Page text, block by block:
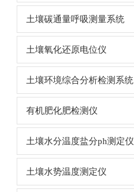
土壤碳通量呼吸测量系统
土壤氧化还原电位仪
土壤环境综合分析检测系统
有机肥化肥检测仪
土壤水分温度盐分ph测定仪
土壤水势温度测定仪